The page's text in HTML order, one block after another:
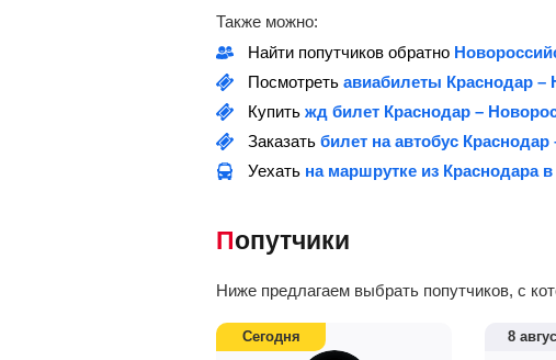
Также можно:
Найти попутчиков обратно
Посмотреть авиабилеты Краснодар –
Купить жд билет Краснодар –
Заказать билет на автобус
Уехать на маршрутке из Краснодара
Попутчики
Ниже предлагаем выбрать попутчиков, с
Сегодня 8